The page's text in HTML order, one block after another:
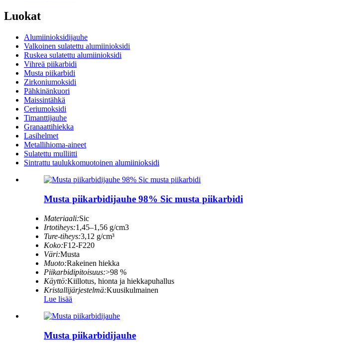
Luokat
Alumiinioksidijauhe
Valkoinen sulatettu alumiinioksidi
Ruskea sulatettu alumiinioksidi
Vihreä piikarbidi
Musta piikarbidi
Zirkoniumoksidi
Pähkinänkuori
Maissintähkä
Ceriumoksidi
Timanttijauhe
Granaattihiekka
Lasihelmet
Metallihioma-aineet
Sulatettu mulliitti
Sintrattu taulukkomuotoinen alumiinioksidi
Musta piikarbidijauhe 98% Sic musta piikarbidi
Materiaali:Sic
Irtotiheys:1,45–1,56 g/cm3
Ture-tiheys:3,12 g/cm³
Koko:F12-F220
Väri:Musta
Muoto:Rakeinen hiekka
Piikarbidipitoisuus:>98 %
Käyttö:Kiillotus, hionta ja hiekkapuhallus
Kristallijärjestelmä:Kuusikulmainen
Lue lisää
Musta piikarbidijauhe